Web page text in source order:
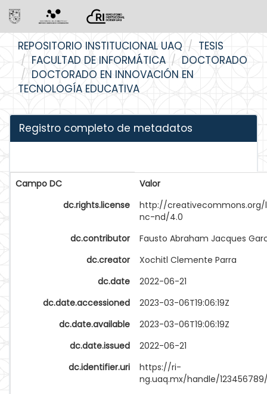
navigation
REPOSITORIO INSTITUCIONAL UAQ
TESIS
FACULTAD DE INFORMÁTICA
DOCTORADO
DOCTORADO EN INNOVACIÓN EN
TECNOLOGÍA EDUCATIVA
Registro completo de metadatos
Campo DC
Valor
dc.rights.license
http://
nc-nd/4.0
dc.contributor
Fausto Abraham Jacques
dc.creator
Xochitl Clemente Parra
dc.date
2022-06-21
dc.date.accessioned
2023-03-06T19:06:19Z
dc.date.available
2023-03-06T19:06:19Z
dc.date.issued
2022-06-21
dc.identifier.uri
https://ri-
ng.uaq.mx/handle/